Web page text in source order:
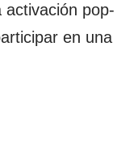
activación pop-
en una